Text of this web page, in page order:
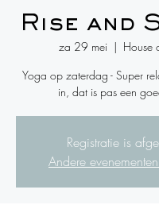
Rise and
za 29 mei
  |
House
Yoga op zaterdag - Super
in, dat is pas een
Registratie is
Andere